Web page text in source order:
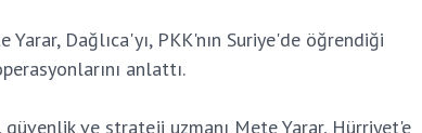
Yarar, Dağlıca'yı, PKK'nın Suriye'de öğrendiği
anlattı.
ve strateji uzmanı Mete Yarar, Hürriyet'e